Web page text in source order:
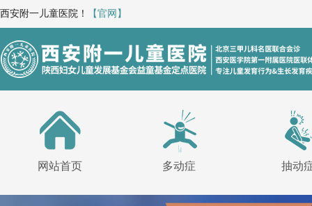
西安附一儿童医院！ 【官网】
网站首页 多动症 抽动